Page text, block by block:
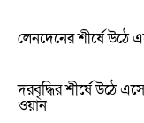
লেনদেনের শীর্ষে উঠে
দরবৃদ্ধির শীর্ষে উঠে
ওয়ান